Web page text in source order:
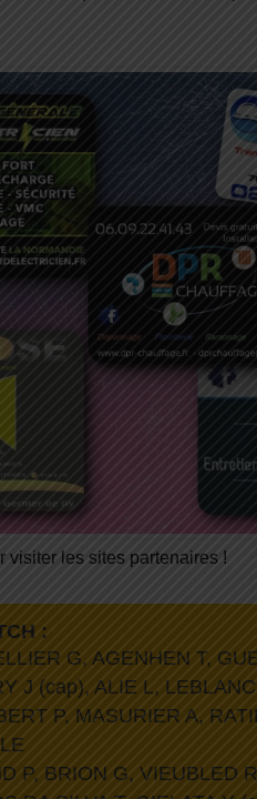
visiter les sites partenaires !
:
G, AGENHEN T,
J (cap), ALIE L,
P, MASURIER A,
P, BRION G, VIEUBLED